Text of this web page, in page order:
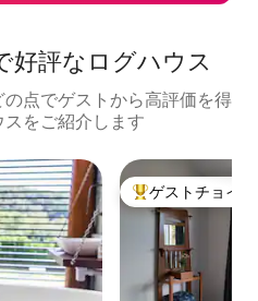
好評なログハウス
点でゲストから高評価を得
をご紹介します
大好評のゲスト
ゲストチョイス